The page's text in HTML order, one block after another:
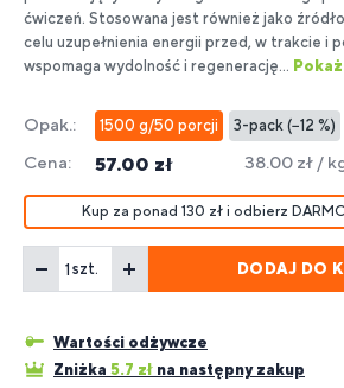
ćwiczeń. Stosowana jest również jako
celu uzupełnienia energii przed, w trakcie i
wspomaga wydolność i regenerację...
Opak.: 1500 g/50 porcji 3-pack (−12 %)
Cena: 57.00 zł 38.00 zł /
Kup za ponad 130 zł i odbierz
szt. DODAJ DO
Wartości odżywcze
Zniżka 5.7 zł na następny zakup